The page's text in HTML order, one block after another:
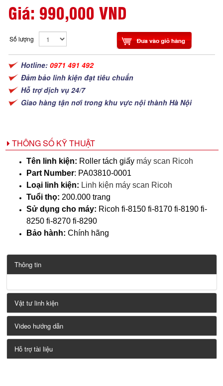
Giá: 990,000 VND
Số lượng
Hotline: 0971 491 492
Đảm bảo linh kiện đạt tiêu chuẩn
Hỗ trợ dịch vụ 24/7
Giao hàng tận nơi trong khu vực nội thành Hà Nội
THÔNG SỐ KỸ THUẬT
Tên linh kiện: Roller tách giấy máy scan Ricoh
Part Number: PA03810-0001
Loại linh kiện: Linh kiện máy scan Ricoh
Tuổi thọ: 200.000 trang
Sử dụng cho máy: Ricoh fi-8150 fi-8170 fi-8190 fi-
8250 fi-8270 fi-8290
Bảo hành: Chính hãng
Thông tin
Vật tư linh kiện
Video hướng dẫn
Hỗ trợ tài liệu